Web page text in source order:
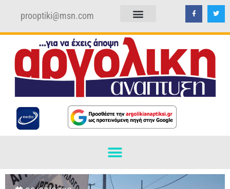
prooptiki@msn.com